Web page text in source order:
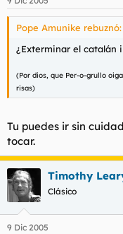
Pope Amunike rebuznó:
¿Exterminar el catalán
(Por dios, que Per-o-grullo
risas)
Tu puedes ir sin
tocar.
Timothy
Clásico
9 Dic 2005